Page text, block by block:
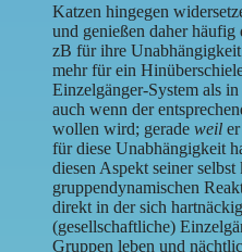
Katzen hingegen
und genießen daher
zB für ihre
mehr für ein
Einzelgänger-System als
auch wenn der
wollen wird; gerade weil
für diese Unabhängigkeit
diesen Aspekt seiner
gruppendynamischen
direkt in der sich
(gesellschaftliche)
Gruppen leben und